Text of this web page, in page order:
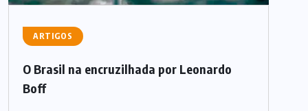
ARTIGOS
O Brasil na encruzilhada por Leonardo
Boff